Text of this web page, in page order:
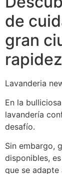
de
gran
Lavanderia
En la
lavandería
desafío.
Sin embargo,
disponibles,
que se adapte